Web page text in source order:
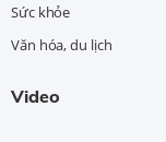
Sức khỏe
Văn hóa, du lịch
Video